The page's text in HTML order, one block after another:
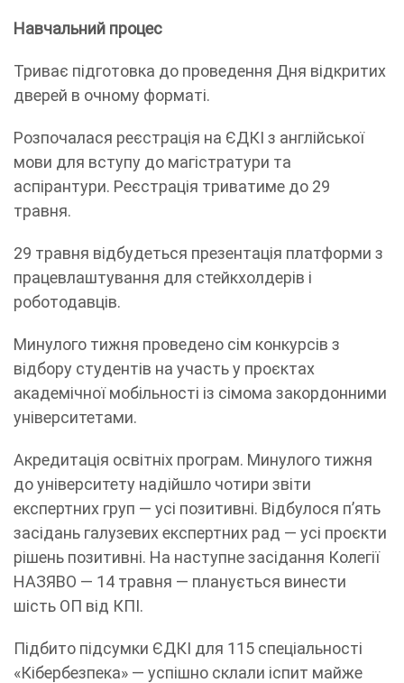
Навчальний процес
Триває підготовка до проведення Дня відкритих
дверей в очному форматі.
Розпочалася реєстрація на ЄДКІ з англійської
мови для вступу до магістратури та
аспірантури. Реєстрація триватиме до 29
травня.
29 травня відбудеться презентація платформи з
працевлаштування для стейкхолдерів і
роботодавців.
Минулого тижня проведено сім конкурсів з
відбору студентів на участь у проєктах
академічної мобільності із сімома закордонними
університетами.
Акредитація освітніх програм. Минулого тижня
до університету надійшло чотири звіти
експертних груп — усі позитивні. Відбулося п’ять
засідань галузевих експертних рад — усі проєкти
рішень позитивні. На наступне засідання Колегії
НАЗЯВО — 14 травня — планується винести
шість ОП від КПІ.
Підбито підсумки ЄДКІ для 115 спеціальності
«Кібербезпека» — успішно склали іспит майже